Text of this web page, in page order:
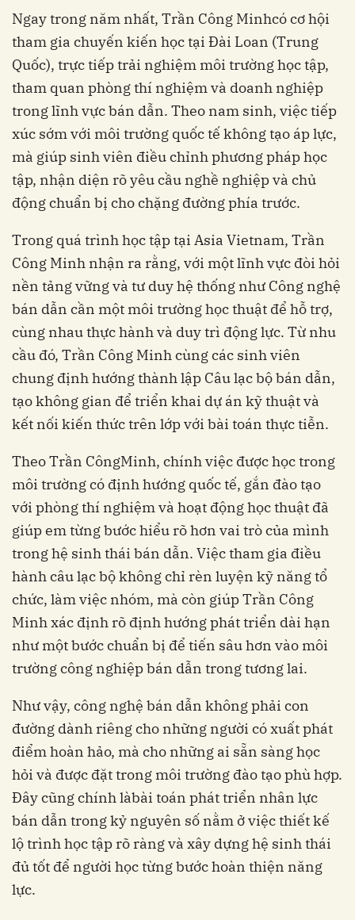
Ngay trong năm nhất, Trần Công Minhcó cơ hội
tham gia chuyến kiến học tại Đài Loan (Trung
Quốc), trực tiếp trải nghiệm môi trường học tập,
tham quan phòng thí nghiệm và doanh nghiệp
trong lĩnh vực bán dẫn. Theo nam sinh, việc tiếp
xúc sớm với môi trường quốc tế không tạo áp lực,
mà giúp sinh viên điều chỉnh phương pháp học
tập, nhận diện rõ yêu cầu nghề nghiệp và chủ
động chuẩn bị cho chặng đường phía trước.
Trong quá trình học tập tại Asia Vietnam, Trần
Công Minh nhận ra rằng, với một lĩnh vực đòi hỏi
nền tảng vững và tư duy hệ thống như Công nghệ
bán dẫn cần một môi trường học thuật để hỗ trợ,
cùng nhau thực hành và duy trì động lực. Từ nhu
cầu đó, Trần Công Minh cùng các sinh viên
chung định hướng thành lập Câu lạc bộ bán dẫn,
tạo không gian để triển khai dự án kỹ thuật và
kết nối kiến thức trên lớp với bài toán thực tiễn.
Theo Trần CôngMinh, chính việc được học trong
môi trường có định hướng quốc tế, gắn đào tạo
với phòng thí nghiệm và hoạt động học thuật đã
giúp em từng bước hiểu rõ hơn vai trò của mình
trong hệ sinh thái bán dẫn. Việc tham gia điều
hành câu lạc bộ không chỉ rèn luyện kỹ năng tổ
chức, làm việc nhóm, mà còn giúp Trần Công
Minh xác định rõ định hướng phát triển dài hạn
như một bước chuẩn bị để tiến sâu hơn vào môi
trường công nghiệp bán dẫn trong tương lai.
Như vậy, công nghệ bán dẫn không phải con
đường dành riêng cho những người có xuất phát
điểm hoàn hảo, mà cho những ai sẵn sàng học
hỏi và được đặt trong môi trường đào tạo phù hợp.
Đây cũng chính làbài toán phát triển nhân lực
bán dẫn trong kỷ nguyên số nằm ở việc thiết kế
lộ trình học tập rõ ràng và xây dựng hệ sinh thái
đủ tốt để người học từng bước hoàn thiện năng
lực.